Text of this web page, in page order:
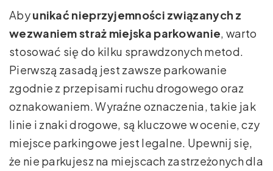
Abyunikać nieprzyjemności związanych z
wezwaniem straż miejska parkowanie, warto
stosować się do kilku sprawdzonych metod.
Pierwszą zasadą jest zawsze parkowanie
zgodnie z przepisami ruchu drogowego oraz
oznakowaniem. Wyraźne oznaczenia, takie jak
linie i znaki drogowe, są kluczowe w ocenie, czy
miejsce parkingowe jest legalne. Upewnij się,
że nie parkujesz na miejscach zastrzeżonych dla